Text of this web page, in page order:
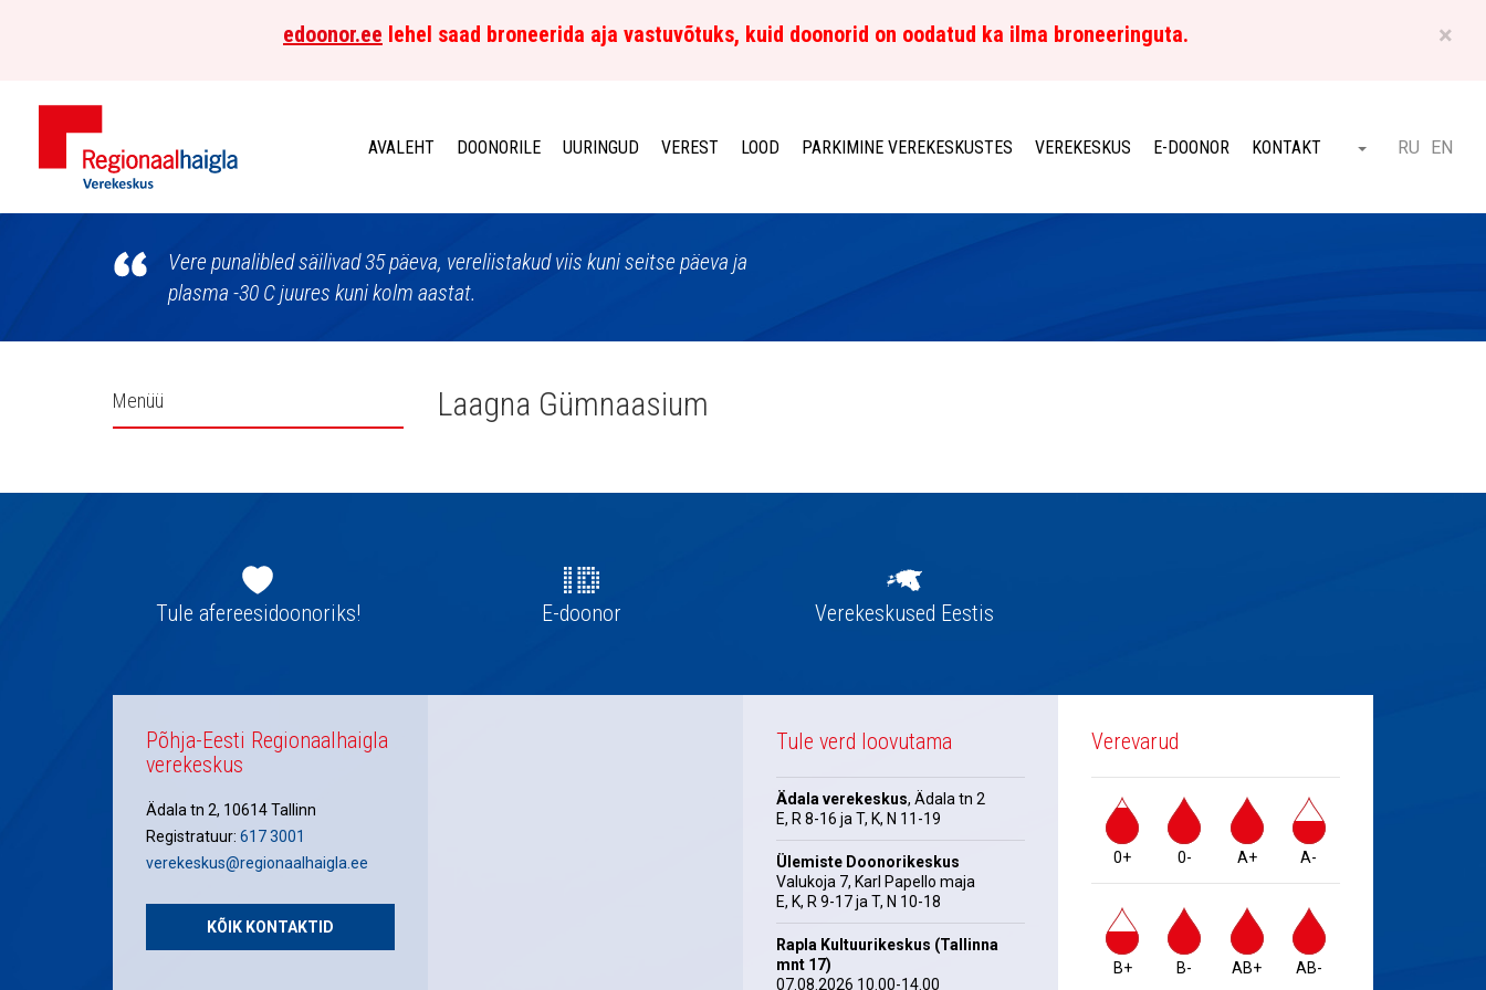
×
edoonor.ee lehel saad broneerida aja vastuvõtuks, kuid doonorid on oodatud ka ilma broneeringuta.
Põhja-
AVALEHT DOONORILE UURINGUD VEREST LOOD PARKIMINE VEREKESKUSTES VEREKESKUS E-DOONOR KONTAKT Otsi ET
RU EN
Vere punalibled säilivad 35 päeva, vereliistakud viis kuni seitse päeva ja
plasma -30 C juures kuni kolm aastat.
Külgpaani
Menüü Laagna Gümnaasium
navigatsioonTule afereesidoonoriks! E-doonor Verekeskused Eestis
Põhja-Eesti Regionaalhaigla
verekeskus
Ädala tn 2, 10614 Tallinn
Registratuur: 617 3001
verekeskus@regionaalhaigla.ee
KÕIK KONTAKTID
Tule verd loovutama
Ädala verekeskus, Ädala tn 2
E, R 8-16 ja T, K, N 11-19
Ülemiste Doonorikeskus
Valukoja 7, Karl Papello maja
E, K, R 9-17 ja T, N 10-18
Rapla Kultuurikeskus (Tallinna
mnt 17)
07.08.2026 10.00-14.00
Verevarud
0+ 0- A+ A-
B+ B- AB+ AB-